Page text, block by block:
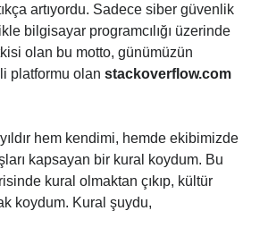
artıyordu. Sadece siber güvenlik
bilgisayar programcılığı üzerinde
olan bu motto, günümüzün
platformu olan stackoverflow.com
hem kendimi, hemde ekibimizde
kapsayan bir kural koydum. Bu
kural olmaktan çıkıp, kültür
koydum. Kural şuydu,